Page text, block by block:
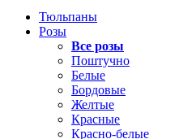
Тюльпаны
Розы
Все розы
Поштучно
Белые
Бордовые
Желтые
Красные
Красно-белые